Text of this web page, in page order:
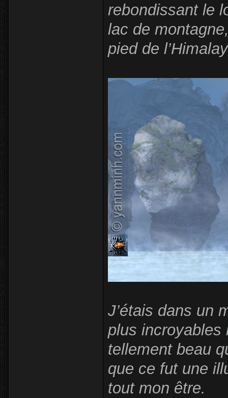
rebondissant le
lac de
pied de
J’étais dans un
plus incroyables
tellement beau
que ce fut une
tout mon être.